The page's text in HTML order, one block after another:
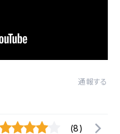
通報する
(8)